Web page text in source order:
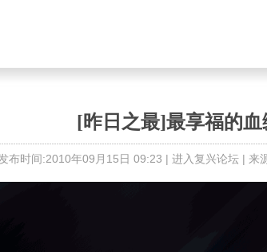
[昨日之最]最享福的血
布时间:2010年09月15日 09:23 | 进入复兴论坛 | 来